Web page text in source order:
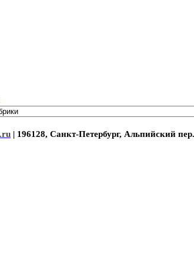
| 196128, Санкт-Петербург, Альпийский